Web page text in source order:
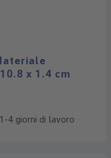
x 1.4 cm
4 giorni di lavoro